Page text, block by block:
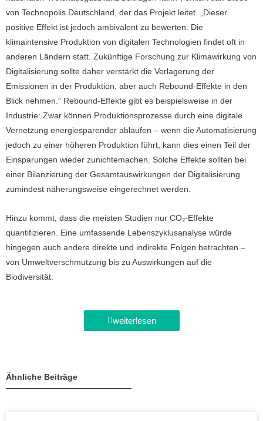
von Technopolis Deutschland, der das Projekt leitet. „Dieser
positive Effekt ist jedoch ambivalent zu bewerten: Die
klimaintensive Produktion von digitalen Technologien findet oft in
anderen Ländern statt. Zukünftige Forschung zur Klimawirkung von
Digitalisierung sollte daher verstärkt die Verlagerung der
Emissionen in der Produktion, aber auch Rebound-Effekte in den
Blick nehmen.“ Rebound-Effekte gibt es beispielsweise in der
Industrie: Zwar können Produktionsprozesse durch eine digitale
Vernetzung energiesparender ablaufen – wenn die Automatisierung
jedoch zu einer höheren Produktion führt, kann dies einen Teil der
Einsparungen wieder zunichtemachen. Solche Effekte sollten bei
einer Bilanzierung der Gesamtauswirkungen der Digitalisierung
zumindest näherungsweise eingerechnet werden.
Hinzu kommt, dass die meisten Studien nur CO₂-Effekte
quantifizieren. Eine umfassende Lebenszyklusanalyse würde
hingegen auch andere direkte und indirekte Folgen betrachten –
von Umweltverschmutzung bis zu Auswirkungen auf die
Biodiversität.
weiterlesen
Ähnliche Beiträge